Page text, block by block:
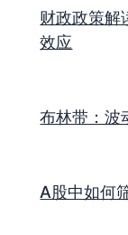
财政政策解
效应
布林带：波
A股中如何